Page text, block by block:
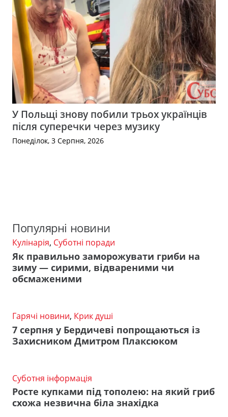
У Польщі знову побили трьох українців
після суперечки через музику
Понеділок, 3 Серпня, 2026
Популярні новини
Кулінарія, Суботні поради
Як правильно заморожувати гриби на
зиму — сирими, відвареними чи
обсмаженими
Гарячі новини, Крик душі
7 серпня у Бердичеві попрощаються із
Захисником Дмитром Плаксюком
Суботня інформація
Росте купками під тополею: на який гриб
схожа незвична біла знахідка